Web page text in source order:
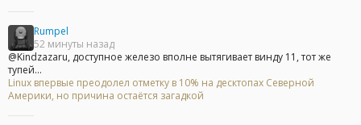
Rumpel
52 минуты назад
@Kindzazaru, доступное железо вполне вытягивает винду 11, тот же
тупей...
Linux впервые преодолел отметку в 10% на десктопах Северной
Америки, но причина остаётся загадкой